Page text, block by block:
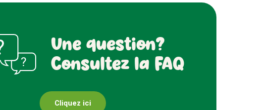
Une question?
Consultez la FAQ
Cliquez ici